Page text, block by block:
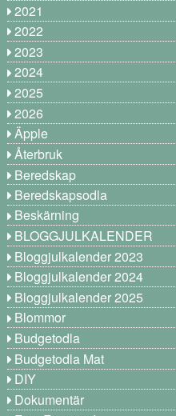
2021
2022
2023
2024
2025
2026
Äpple
Återbruk
Beredskap
Beredskapsodla
Beskärning
BLOGGJULKALENDER
Bloggjulkalender 2023
Bloggjulkalender 2024
Bloggjulkalender 2025
Blommor
Budgetodla
Budgetodla Mat
DIY
Dokumentär